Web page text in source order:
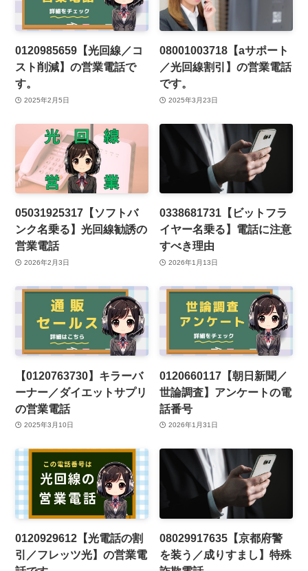
0120985659【光回線／コ
スト削減】の営業電話で
す。
2025年2月5日
08001003718【aサポート
／光回線割引】の営業電話
です。
2025年3月23日
05031925317【ソフトバ
ンク名乗る】光回線勧誘の
営業電話
2026年2月3日
0338681731【ビットフラ
イヤー名乗る】電話に注意
すべき理由
2026年1月13日
【0120763730】キラーバ
ーナー／ダイエットサプリ
の営業電話
2025年3月10日
0120660117【朝日新聞／
世論調査】アンケートの電
話番号
2026年1月31日
0120929612【光電話の割
引／フレッツ光】の営業電
08029917635【京都府警
を装う／成りすまし】特殊